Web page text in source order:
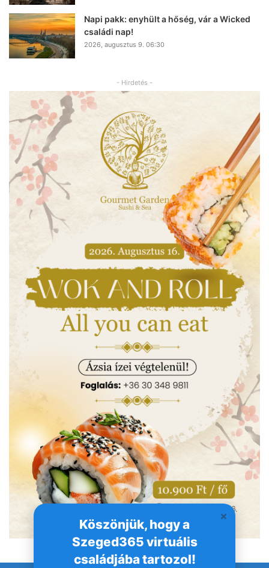
Köszönjük, hogy a
Szeged365 virtuális
családjába tartozol!
Napi pakk: enyhült a hőség, vár a Wicked
családi nap!
2026, augusztus 9. 06:30
- Hirdetés -